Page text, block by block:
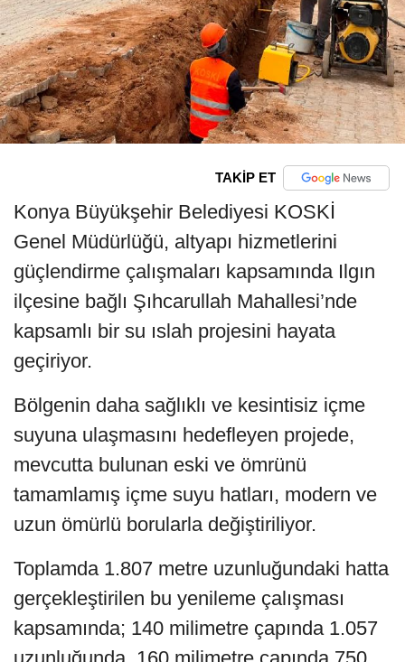
TAKİP ET
Konya Büyükşehir Belediyesi KOSKİ
Genel Müdürlüğü, altyapı hizmetlerini
güçlendirme çalışmaları kapsamında Ilgın
ilçesine bağlı Şıhcarullah Mahallesi’nde
kapsamlı bir su ıslah projesini hayata
geçiriyor.
Bölgenin daha sağlıklı ve kesintisiz içme
suyuna ulaşmasını hedefleyen projede,
mevcutta bulunan eski ve ömrünü
tamamlamış içme suyu hatları, modern ve
uzun ömürlü borularla değiştiriliyor.
Toplamda 1.807 metre uzunluğundaki hatta
gerçekleştirilen bu yenileme çalışması
kapsamında; 140 milimetre çapında 1.057